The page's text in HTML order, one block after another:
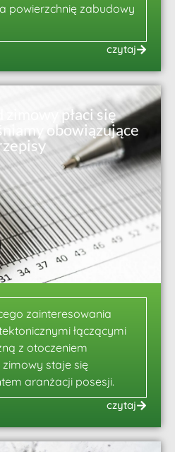
powierzchnię zabudowy
czytaj
zimowy płaci się
obowiązujące
zainteresowania
łączącymi
z otoczeniem
staje się
aranżacji posesji.
czytaj